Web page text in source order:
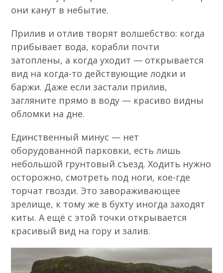
они канут в небытие.
Прилив и отлив творят волшебство: когда
прибывает вода, корабли почти
затоплены, а когда уходит — открывается
вид на когда-то действующие лодки и
баржи. Даже если застали прилив,
загляните прямо в воду — красиво видны
обломки на дне.
Единственный минус — нет
оборудованной парковки, есть лишь
небольшой грунтовый съезд. Ходить нужно
осторожно, смотреть под ноги, кое-где
торчат гвозди. Это завораживающее
зрелище, к тому же в бухту иногда заходят
киты. А ещё с этой точки открывается
красивый вид на гору и залив.